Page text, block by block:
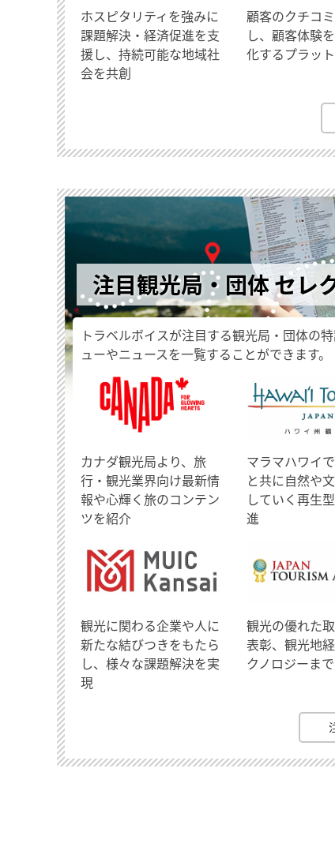
ホスピタリティを強みに
課題解決・経済促進を支
援し、持続可能な地域社
会を共創
顧客のクチコ
し、顧客体験
化するプラッ
注目観光局・団体 セレ
トラベルボイスが注目する観光局・団体の
ューやニュースを一覧することができます。
​カナダ観光局より、旅
行・観光業界向け最新情
報や心輝く旅のコンテン
ツを紹介
マラマハワイ
と共に自然や
していく再生
進
観光に関わる企業や人に
新たな結びつきをもたら
し、様々な課題解決を実
現
観光の優れた
表彰、観光地
クノロジーまで